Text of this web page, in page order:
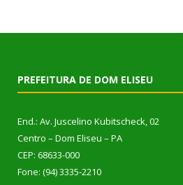
PREFEITURA DE DOM ELISEU
End.: Av. Juscelino Kubitscheck, 02
Centro – Dom Eliseu – PA
CEP: 68633-000
Fone: (94) 3335-2210